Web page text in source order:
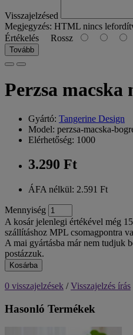
Visszajelzésed
Megjegyzés: HTML nincs
Értékelés Rossz
Tovább
Perzsa macska
Gyártó: Tangerine Design
Model: perzsa-macska-
Elérhetőség: 1000
3.290 Ft
ÁFA nélkül: 2.591 Ft
Mennyiség
A kosár jelenlegi értékével még
szállításhoz MPL csomagpontra
A mai gyártásba már nem tudjuk
postázzuk.
Kosárba
0 visszajelzések /Visszajelzés írás
Hasonló Termékek